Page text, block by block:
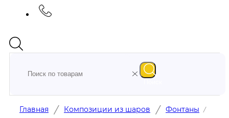
Главная / Композиции из шаров / Фонтаны /